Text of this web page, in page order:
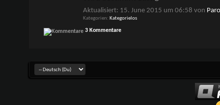
Aktualisiert: 15. June 2015 um 06:58 von
Kategorien Kategorielos
3 Kommentare